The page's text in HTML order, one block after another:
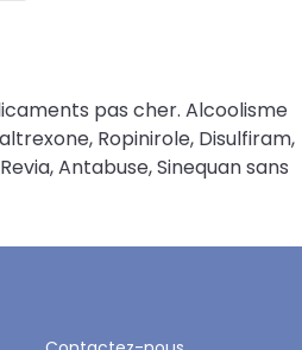
pas cher. Alcoolisme
Ropinirole, Disulfiram,
Antabuse, Sinequan sans